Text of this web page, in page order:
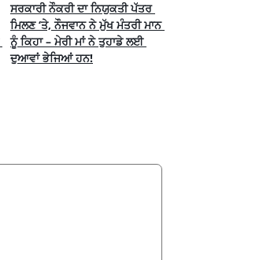
ਸਰਕਾਰੀ ਨੌਕਰੀ ਦਾ ਨਿਯੁਕਤੀ ਪੱਤਰ
ਮਿਲਣ ‘ਤੇ, ਨੌਜਵਾਨ ਨੇ ਮੁੱਖ ਮੰਤਰੀ ਮਾਨ
ਨੂੰ ਕਿਹਾ – ਮੇਰੀ ਮਾਂ ਨੇ ਤੁਹਾਡੇ ਲਈ
ਦੁਆਵਾਂ ਭੇਜਿਆਂ ਹਨ!